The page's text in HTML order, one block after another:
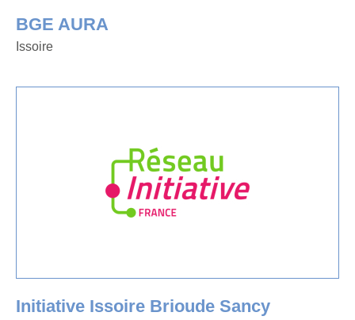
BGE AURA
Issoire
Initiative Issoire Brioude Sancy